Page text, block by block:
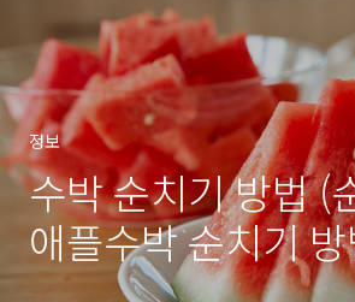
정보
수박 순치기 방법 (
애플수박 순치기